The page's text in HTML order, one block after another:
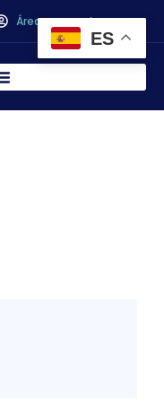
Área personal
ES